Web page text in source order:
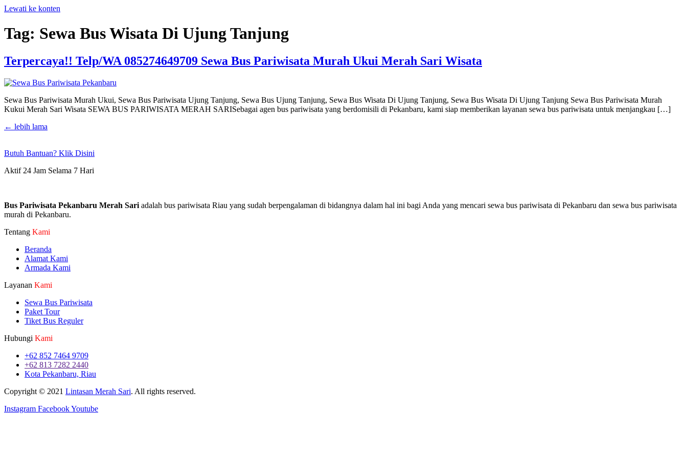
Lewati ke konten
Tag: Sewa Bus Wisata Di Ujung Tanjung
Terpercaya!! Telp/WA 085274649709 Sewa Bus Pariwisata Murah Ukui Merah Sari Wisata
Sewa Bus Pariwisata Murah Ukui, Sewa Bus Pariwisata Ujung Tanjung, Sewa Bus Ujung Tanjung, Sewa Bus Wisata Di Ujung Tanjung, Sewa Bus Wisata Di Ujung Tanjung Sewa Bus Pariwisata Murah
Kukui Merah Sari Wisata SEWA BUS PARIWISATA MERAH SARISebagai agen bus pariwisata yang berdomisili di Pekanbaru, kami siap memberikan layanan sewa bus pariwisata untuk menjangkau […]
← lebih lama
Butuh Bantuan? Klik Disini
Aktif 24 Jam Selama 7 Hari
Bus Pariwisata Pekanbaru Merah Sari adalah bus pariwisata Riau yang sudah berpengalaman di bidangnya dalam hal ini bagi Anda yang mencari sewa bus pariwisata di Pekanbaru dan sewa bus pariwisata
murah di Pekanbaru.
Tentang Kami
Beranda
Alamat Kami
Armada Kami
Layanan Kami
Sewa Bus Pariwisata
Paket Tour
Tiket Bus Reguler
Hubungi Kami
+62 852 7464 9709
+62 813 7282 2440
Kota Pekanbaru, Riau
Copyright © 2021 Lintasan Merah Sari. All rights reserved.
Instagram FacebookYoutube